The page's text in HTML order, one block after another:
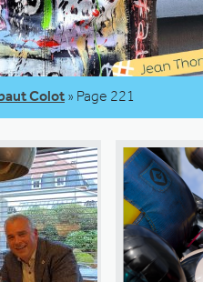
Colot » Page 221